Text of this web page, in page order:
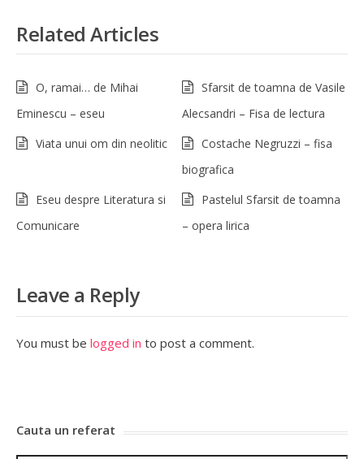
Related Articles
O, ramai… de Mihai
Eminescu – eseu
Sfarsit de toamna de Vasile
Alecsandri – Fisa de lectura
Viata unui om din neolitic
Costache Negruzzi – fisa
biografica
Eseu despre Literatura si
Comunicare
Pastelul Sfarsit de toamna
– opera lirica
Leave a Reply
You must be logged in to post a comment.
Cauta un referat